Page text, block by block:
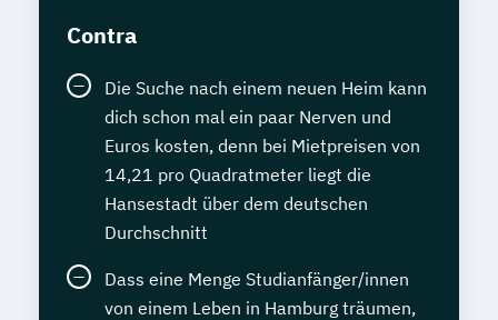
Contra
Die Suche nach einem neuen Heim kann
dich schon mal ein paar Nerven und
Euros kosten, denn bei Mietpreisen von
14,21 pro Quadratmeter liegt die
Hansestadt über dem deutschen
Durchschnitt
Dass eine Menge Studianfänger/innen
von einem Leben in Hamburg träumen,